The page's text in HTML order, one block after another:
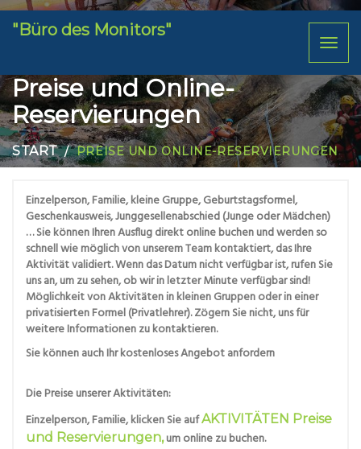
"Büro des Monitors"
Preise und Online-
Reservierungen
START PREISE UND ONLINE-RESERVIERUNGEN
Einzelperson, Familie, kleine Gruppe, Geburtstagsformel,
Geschenkausweis, Junggesellenabschied (Junge oder Mädchen)
… Sie können Ihren Ausflug direkt online buchen und werden so
schnell wie möglich von unserem Team kontaktiert, das Ihre
Aktivität validiert.Wenn das Datum nicht verfügbar ist, rufen Sie
uns an, um zu sehen, ob wir in letzter Minute verfügbar sind!
Möglichkeit von Aktivitäten in kleinen Gruppen oder in einer
privatisierten Formel (Privatlehrer). Zögern Sie nicht, uns für
weitere Informationen zu kontaktieren.
Sie können auch Ihr kostenloses Angebot anfordern
Die Preise unserer Aktivitäten:
Einzelperson, Familie, klicken Sie aufAKTIVITÄTEN Preise
und Reservierungen, um online zu buchen.